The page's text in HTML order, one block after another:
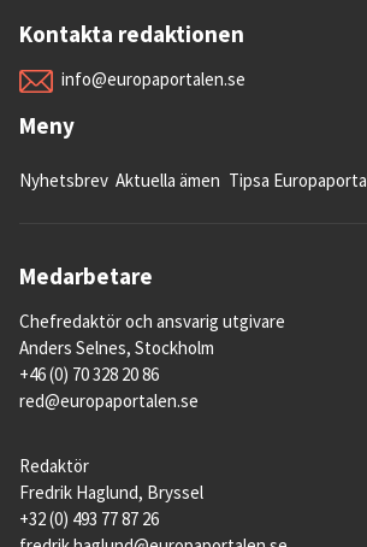
Kontakta redaktionen
info@europaportalen.se
Meny
Nyhetsbrev Aktuella ämen Tipsa
Medarbetare
Chefredaktör och ansvarig utgivare
Anders Selnes, Stockholm
+46 (0) 70 328 20 86
red@europaportalen.se
Redaktör
Fredrik Haglund, Bryssel
+32 (0) 493 77 87 26